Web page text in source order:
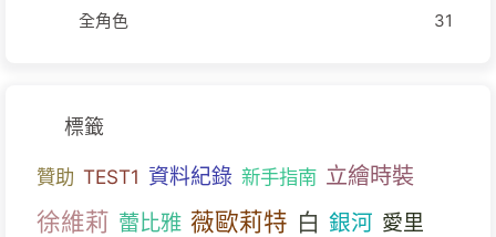
全角色
31
標籤
贊助 TEST1 資料紀錄 新手指南 立繪時裝
徐維莉 蕾比雅 薇歐莉特 白 銀河 愛里